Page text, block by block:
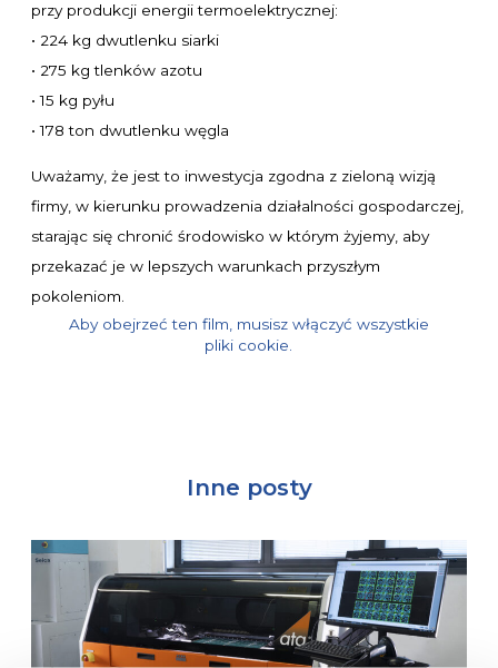
przy produkcji energii termoelektrycznej:
• 224 kg dwutlenku siarki
• 275 kg tlenków azotu
• 15 kg pyłu
• 178 ton dwutlenku węgla
Uważamy, że jest to inwestycja zgodna z zieloną wizją
firmy, w kierunku prowadzenia działalności gospodarczej,
starając się chronić środowisko w którym żyjemy, aby
przekazać je w lepszych warunkach przyszłym
pokoleniom.
Aby obejrzeć ten film, musisz włączyć wszystkie
pliki cookie.
Inne posty